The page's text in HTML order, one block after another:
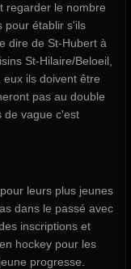
regarder le nombre
pour établir s'ils
dire de St-Hubert à
St-Hilaire/Beloeil,
ils doivent être
pas au double
de vague c'est
leurs plus jeunes
dans le passé avec
inscriptions et
hockey pour les
progresse.